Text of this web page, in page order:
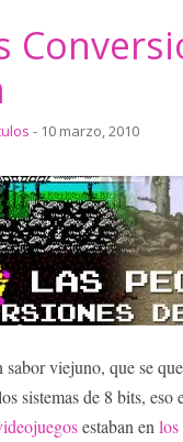
- 10 marzo, 2010
viejuno, que se
sistemas de 8 bits, eso
estaban en los